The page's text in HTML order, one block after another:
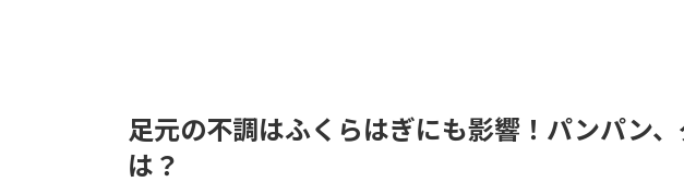
足元の不調はふくらはぎにも影響！パンパン
は？